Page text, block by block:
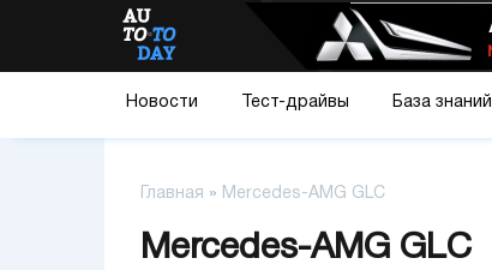
Новости Тест-драйвы База знаний
Главная » Mercedes-AMG GLC
Mercedes-AMG GLC